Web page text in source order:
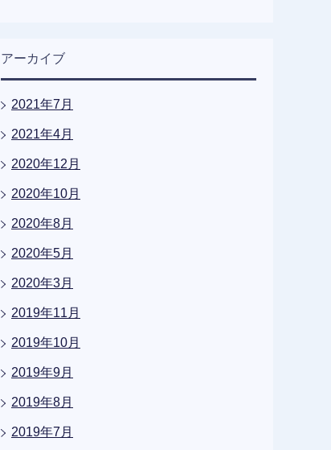
アーカイブ
2021年7月
2021年4月
2020年12月
2020年10月
2020年8月
2020年5月
2020年3月
2019年11月
2019年10月
2019年9月
2019年8月
2019年7月